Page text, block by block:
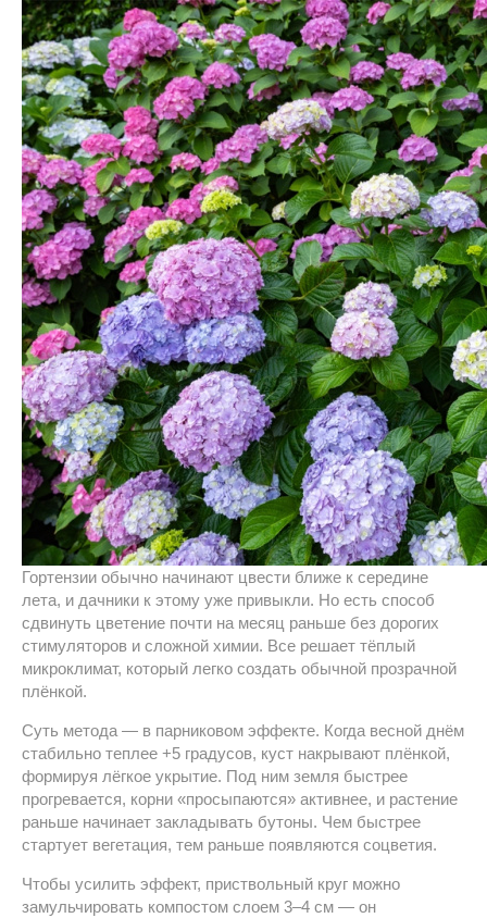
Гортензии обычно начинают цвести ближе к середине
лета, и дачники к этому уже привыкли. Но есть способ
сдвинуть цветение почти на месяц раньше без дорогих
стимуляторов и сложной химии. Все решает тёплый
микроклимат, который легко создать обычной прозрачной
плёнкой.
Суть метода — в парниковом эффекте. Когда весной днём
стабильно теплее +5 градусов, куст накрывают плёнкой,
формируя лёгкое укрытие. Под ним земля быстрее
прогревается, корни «просыпаются» активнее, и растение
раньше начинает закладывать бутоны. Чем быстрее
стартует вегетация, тем раньше появляются соцветия.
Чтобы усилить эффект, приствольный круг можно
замульчировать компостом слоем 3–4 см — он